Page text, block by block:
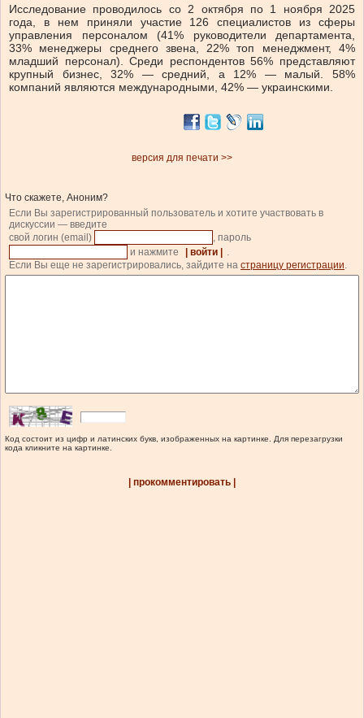
Исследование проводилось со 2 октября по 1 ноября 2025
года, в нем приняли участие 126 специалистов из сферы
управления персоналом (41% руководители департамента,
33% менеджеры среднего звена, 22% топ менеджмент, 4%
младший персонал). Среди респондентов 56% представляют
крупный бизнес, 32% — средний, а 12% — малый. 58%
компаний являются международными, 42% — украинскими.
версия для печати >>
Что скажете, Аноним?
Если Вы зарегистрированный пользователь и хотите участвовать в
дискуссии — введите
свой логин (email)
, пароль
и нажмите
| войти |
.
Если Вы еще не зарегистрировались, зайдите на страницу регистрации.
Код состоит из цифр и латинских букв, изображенных на картинке. Для перезагрузки
кода кликните на картинке.
| прокомментировать |